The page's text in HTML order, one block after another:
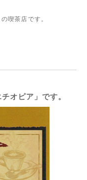
喫茶店です。
オピア」です。